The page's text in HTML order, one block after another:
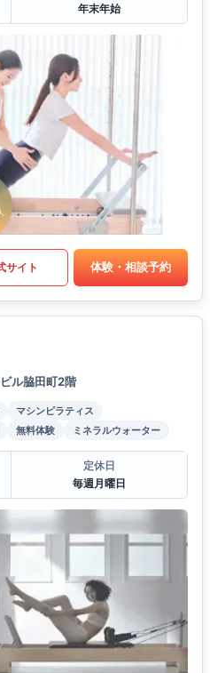
年末年始
サイト 体験・相談予約
ル脇田町2階
マシンピラティス
無料体験 ミネラルウォーター
定休日
毎週月曜日